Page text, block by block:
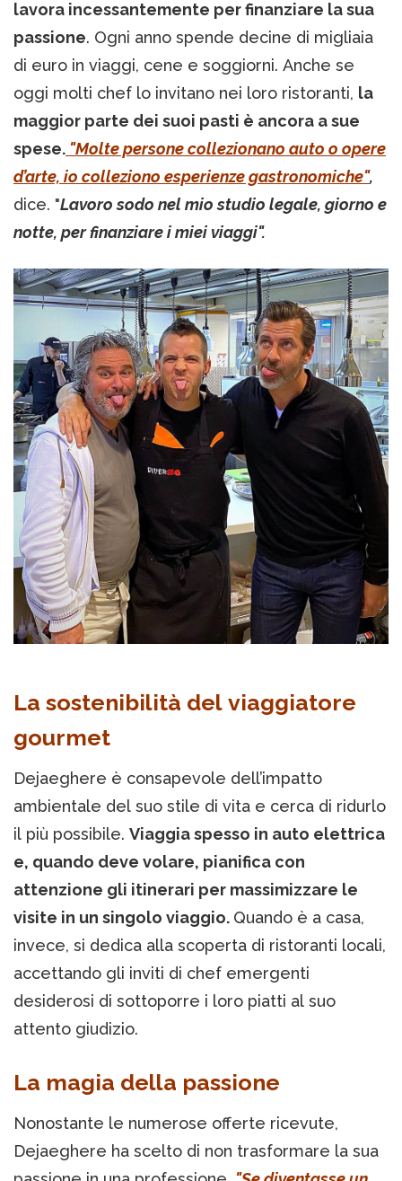
lavora incessantemente per finanziare la sua
passione. Ogni anno spende decine di migliaia
di euro in viaggi, cene e soggiorni. Anche se
oggi molti chef lo invitano nei loro ristoranti, la
maggior parte dei suoi pasti è ancora a sue
spese. "Molte persone collezionano auto o opere
d’arte, io colleziono esperienze gastronomiche",
dice. "Lavoro sodo nel mio studio legale, giorno e
notte, per finanziare i miei viaggi".
La sostenibilità del viaggiatore
gourmet
Dejaeghere è consapevole dell’impatto
ambientale del suo stile di vita e cerca di ridurlo
il più possibile. Viaggia spesso in auto elettrica
e, quando deve volare, pianifica con
attenzione gli itinerari per massimizzare le
visite in un singolo viaggio. Quando è a casa,
invece, si dedica alla scoperta di ristoranti locali,
accettando gli inviti di chef emergenti
desiderosi di sottoporre i loro piatti al suo
attento giudizio.
La magia della passione
Nonostante le numerose offerte ricevute,
Dejaeghere ha scelto di non trasformare la sua